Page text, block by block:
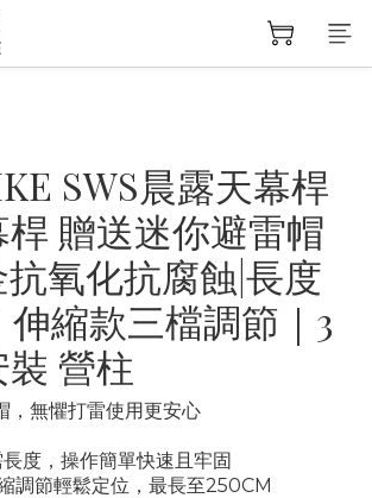
SWS晨露天幕桿
贈送迷你避雷帽
抗氧化抗腐蝕|長度
伸縮款三檔調節｜3
營柱
，無懼打雷使用更安心
度，操作簡單快速且牢固
調節輕鬆定位，最長至250CM